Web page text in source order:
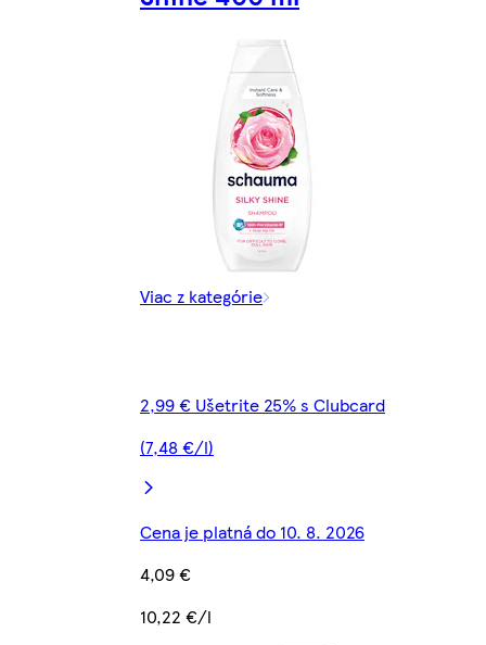
Viac z kategórie
2,99 € Ušetrite 25% s Clubcard
(7,48 €/l)
Cena je platná do 10. 8. 2026
4,09 €
10,22 €/l